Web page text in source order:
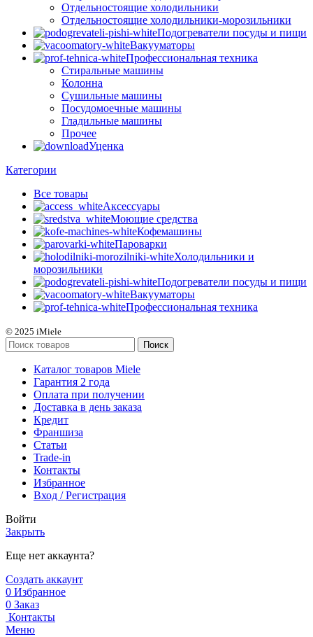
Отдельностоящие холодильники
Отдельностоящие холодильники-морозильники
Подогреватели посуды и пищи
Вакууматоры
Профессиональная техника
Стиральные машины
Колонна
Сушильные машины
Посудомоечные машины
Гладильные машины
Прочее
Уценка
Категории
Все товары
Аксессуары
Моющие средства
Кофемашины
Пароварки
Холодильники и
морозильники
Подогреватели посуды и пищи
Вакууматоры
Профессиональная техника
© 2025 iMiele
Поиск
Каталог товаров Miele
Гарантия 2 года
Оплата при получении
Доставка в день заказа
Кредит
Франшиза
Статьи
Trade-in
Контакты
Избранное
Вход / Регистрация
Войти
Закрыть
Еще нет аккаунта?
Создать аккаунт
0 Избранное
0 Заказ
Контакты
Меню